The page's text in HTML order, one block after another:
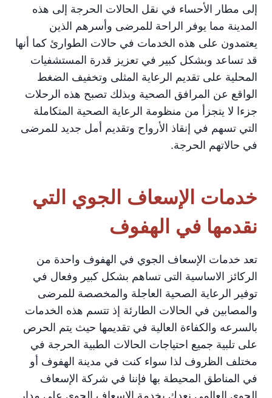
إلى مطار الأحساء في نقل الحالات الحرجة إلى هذه
المدينة مما يوفر الراحة للمرضى وأسرهم الذين
يعتمدون على هذه الخدمات في حالات الطوارئ كما أنها
قد تساعد وبشكل كبير في تعزيز قدرة المستشفيات
المحلية على تقديم الرعاية المثلى وتخفيف الضغط
الواقع عن المرافق الصحية وبذلك تصبح هذه الرحلات
جزءا لا يتجزأ من منظومة الرعاية الصحية المتكاملة
التي تسهم في إنقاذ الأرواح وتقديم أمل جديد للمرضى
في حالاتهم الحرجة.
خدمات الإسعاف الجوي التي
نقدمها في الهفوف
تعد خدمات الإسعاف الجوي في الهفوف واحدة من
الركائز الاساسية التى تساهم بشكل كبير وفعال في
توفير الرعاية الصحية العاجلة والمخصصة للمرضى
والمصابين في الحالات الطارئة إذ تتسم هذه الخدمات
بالسرعه والكفاءة العالية في تقديمها حيث يتم الحرص
على تلبية جميع احتياجات الحالات الطبية الحرجة في
مختلف الظروف لذا سواء كنت في مدينة الهفوف أو
في المناطق المحيطة بها فإننا في شركة الإسعاف
الجوى العالمى نعدك بخدمة الإسعاف الجوي على مدار